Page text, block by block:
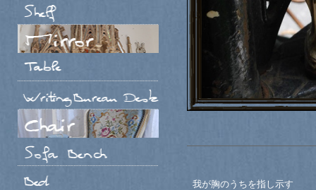
我が胸のうちを指し示す